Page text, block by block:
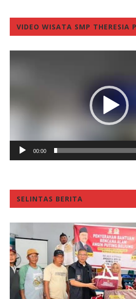
VIDEO WISATA SMP THERESIA
00:00
SELINTAS BERITA